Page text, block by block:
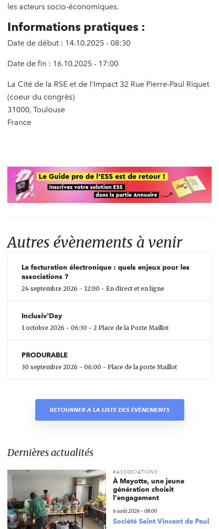
les acteurs socio-économiques.
Informations pratiques :
Date de début : 14.10.2025 - 08:30
Date de fin : 16.10.2025 - 17:00
La Cité de la RSE et de l’Impact 32 Rue Pierre-Paul Riquet
(coeur du congrès)
31000, Toulouse
France
Autres évènements à venir
La facturation électronique : quels enjeux pour les
associations ?
24 septembre 2026 - 12:00 - En direct et en ligne
Inclusiv'Day
1 octobre 2026 - 06:30 - 2 Place de la Porte Maillot
PRODURABLE
30 septembre 2026 - 06:00 - Place de la porte Maillot
RETOURNER À LA LISTE DES ÉVÈNEMENTS
Dernières actualités
#ASSOCIATIONS
À Mayotte, une jeune
génération choisit
l'engagement
6 août 2026 - 08:00
Société Saint Vincent de Paul